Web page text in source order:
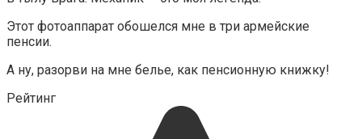
Этот фотоаппарат обошелся мне в три армейские
пенсии.
А ну, разорви на мне белье, как пенсионную книжку!
Рейтинг